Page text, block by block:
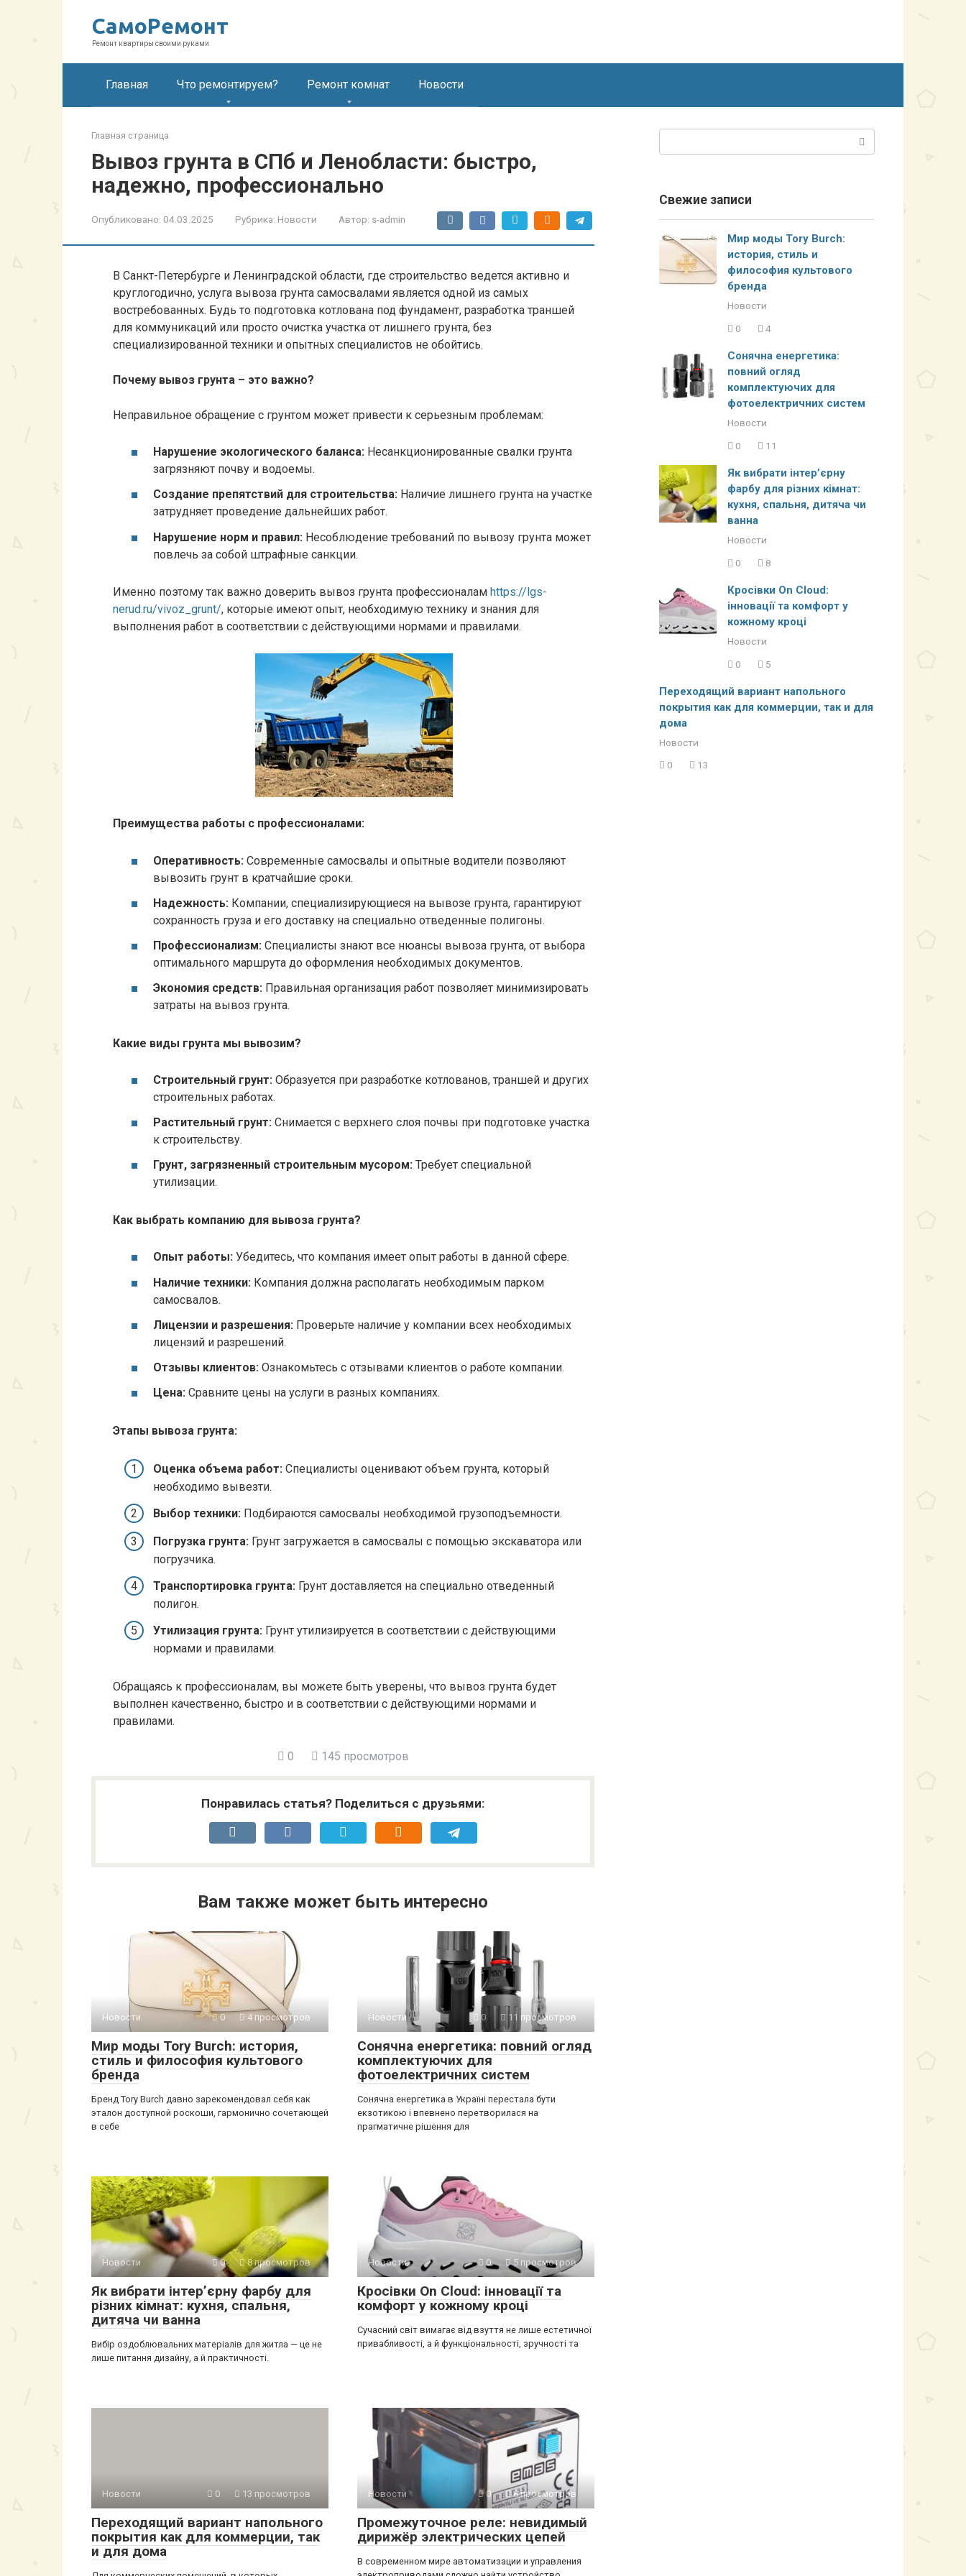
СамоРемонт
Ремонт квартиры своими руками
Главная Что ремонтируем? Ремонт комнат Новости
Главная страница
Вывоз грунта в СПб и Ленобласти: быстро,
надежно, профессионально
Опубликовано: 04.03.2025 Рубрика: Новости Автор: s-admin
В Санкт-Петербурге и Ленинградской области, где строительство ведется активно и
круглогодично, услуга вывоза грунта самосвалами является одной из самых
востребованных. Будь то подготовка котлована под фундамент, разработка траншей
для коммуникаций или просто очистка участка от лишнего грунта, без
специализированной техники и опытных специалистов не обойтись.
Почему вывоз грунта – это важно?
Неправильное обращение с грунтом может привести к серьезным проблемам:
Нарушение экологического баланса: Несанкционированные свалки грунта
загрязняют почву и водоемы.
Создание препятствий для строительства: Наличие лишнего грунта на участке
затрудняет проведение дальнейших работ.
Нарушение норм и правил: Несоблюдение требований по вывозу грунта может
повлечь за собой штрафные санкции.
Именно поэтому так важно доверить вывоз грунта профессионалам https://lgs-
nerud.ru/vivoz_grunt/, которые имеют опыт, необходимую технику и знания для
выполнения работ в соответствии с действующими нормами и правилами.
Преимущества работы с профессионалами:
Оперативность: Современные самосвалы и опытные водители позволяют
вывозить грунт в кратчайшие сроки.
Надежность: Компании, специализирующиеся на вывозе грунта, гарантируют
сохранность груза и его доставку на специально отведенные полигоны.
Профессионализм: Специалисты знают все нюансы вывоза грунта, от выбора
оптимального маршрута до оформления необходимых документов.
Экономия средств: Правильная организация работ позволяет минимизировать
затраты на вывоз грунта.
Какие виды грунта мы вывозим?
Строительный грунт: Образуется при разработке котлованов, траншей и других
строительных работах.
Растительный грунт: Снимается с верхнего слоя почвы при подготовке участка
к строительству.
Грунт, загрязненный строительным мусором: Требует специальной
утилизации.
Как выбрать компанию для вывоза грунта?
Опыт работы: Убедитесь, что компания имеет опыт работы в данной сфере.
Наличие техники: Компания должна располагать необходимым парком
самосвалов.
Лицензии и разрешения: Проверьте наличие у компании всех необходимых
лицензий и разрешений.
Отзывы клиентов: Ознакомьтесь с отзывами клиентов о работе компании.
Цена: Сравните цены на услуги в разных компаниях.
Этапы вывоза грунта:
Оценка объема работ: Специалисты оценивают объем грунта, который
необходимо вывезти.
Выбор техники: Подбираются самосвалы необходимой грузоподъемности.
Погрузка грунта: Грунт загружается в самосвалы с помощью экскаватора или
погрузчика.
Транспортировка грунта: Грунт доставляется на специально отведенный
полигон.
Утилизация грунта: Грунт утилизируется в соответствии с действующими
нормами и правилами.
Обращаясь к профессионалам, вы можете быть уверены, что вывоз грунта будет
выполнен качественно, быстро и в соответствии с действующими нормами и
правилами.
0 145 просмотров
Понравилась статья? Поделиться с друзьями:
Вам также может быть интересно
Новости 0 4 просмотров
Мир моды Tory Burch: история,
стиль и философия культового
бренда
Бренд Tory Burch давно зарекомендовал себя как
эталон доступной роскоши, гармонично сочетающей
в себе
Новости 0 11 просмотров
Сонячна енергетика: повний огляд
комплектуючих для
фотоелектричних систем
Сонячна енергетика в Україні перестала бути
екзотикою і впевнено перетворилася на
прагматичне рішення для
Новости 0 8 просмотров
Як вибрати інтер’єрну фарбу для
різних кімнат: кухня, спальня,
дитяча чи ванна
Вибір оздоблювальних матеріалів для житла — це не
лише питання дизайну, а й практичності.
Новости 0 5 просмотров
Кросівки On Cloud: інновації та
комфорт у кожному кроці
Сучасний світ вимагає від взуття не лише естетичної
привабливості, а й функціональності, зручності та
Новости 0 13 просмотров
Переходящий вариант напольного
покрытия как для коммерции, так
и для дома
Новости 0 8 просмотров
Промежуточное реле: невидимый
дирижёр электрических цепей
В современном мире автоматизации и управления
Свежие записи
Мир моды Tory Burch:
история, стиль и
философия культового
бренда
Новости
0
4
Сонячна енергетика:
повний огляд
комплектуючих для
фотоелектричних систем
Новости
0
11
Як вибрати інтер’єрну
фарбу для різних кімнат:
кухня, спальня, дитяча чи
ванна
Новости
0
8
Кросівки On Cloud:
інновації та комфорт у
кожному кроці
Новости
0
5
Переходящий вариант напольного
покрытия как для коммерции, так и для
дома
Новости
0
13